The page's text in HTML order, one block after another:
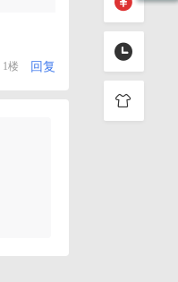
1楼 回复